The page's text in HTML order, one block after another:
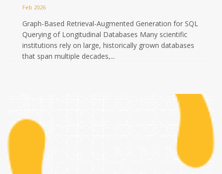
Feb 2026
Graph-Based Retrieval-Augmented Generation for SQL
Querying of Longitudinal Databases Many scientific
institutions rely on large, historically grown databases
that span multiple decades,...